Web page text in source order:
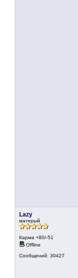
Lazy
матерый
Карма +80/-51
Offline
Сообщений: 30427